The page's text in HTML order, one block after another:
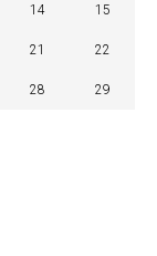
14 15
21 22
28 29